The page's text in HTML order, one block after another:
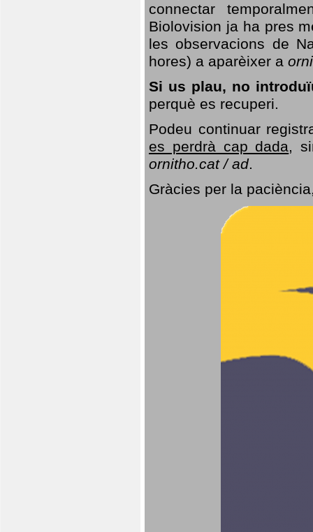
connectar
Biolovision ja ha pres
les observacions de
hores) a aparèixer a
Si us plau, no
perquè es recuperi.
Podeu continuar
es perdrà cap dada,
ornitho.cat / ad.
Gràcies per la